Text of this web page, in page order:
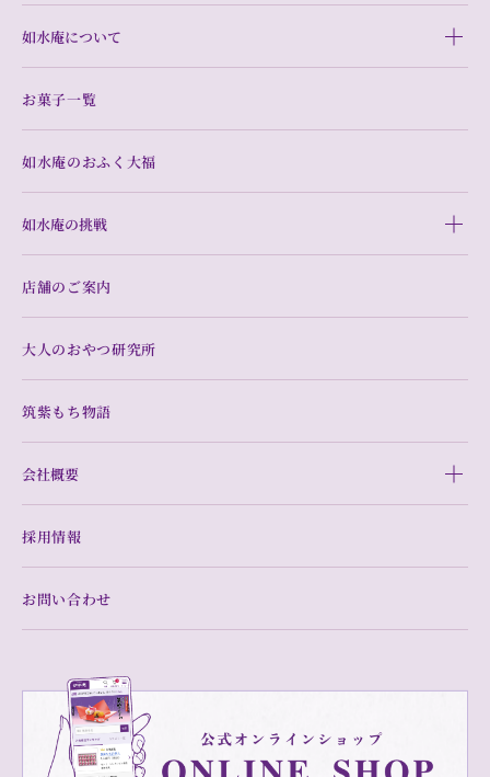
如水庵について
お菓子一覧
如水庵のおふく大福
如水庵の挑戦
店舗のご案内
大人のおやつ研究所
筑紫もち物語
会社概要
採用情報
お問い合わせ